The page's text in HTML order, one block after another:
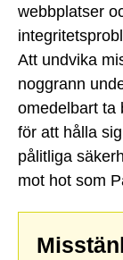
webbplatser
Att undvika
noggrann
omedelbart ta
för att hålla
pålitliga
mot hot som